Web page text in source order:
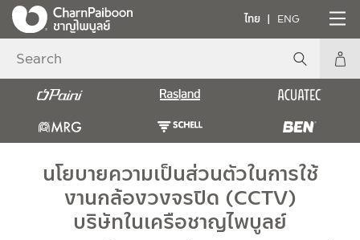
ไทย ENG
นโยบายความเป็นส่วนตัวในการใช้
งานกล้องวงจรปิด (CCTV)
บริษัทในเครือชาญไพบูลย์